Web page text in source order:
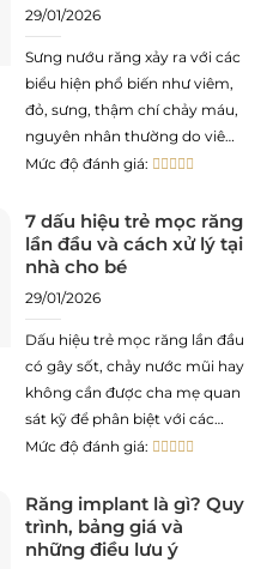
29/01/2026
Sưng nướu răng xảy ra với các
biểu hiện phổ biến như viêm,
đỏ, sưng, thậm chí chảy máu,
nguyên nhân thường do viêm
nướu, viêm nha chu, các bệnh
quen chăm sóc răng miệng.
Thực tế tình trạng nướu bị
sưng không chỉ
Mức độ đánh giá:
7 dấu hiệu trẻ mọc răng
lần đầu và cách xử lý tại
nhà cho bé
29/01/2026
Dấu hiệu trẻ mọc răng lần đầu
có gây sốt, chảy nước mũi hay
không cần được cha mẹ quan
sát kỹ để phân biệt với các
bệnh lý đường hô hấp hoặc
răng là quá trình phát triển
sinh lý tự nhiên nhưng
Mức độ đánh giá:
Răng implant là gì? Quy
trình, bảng giá và
những điều lưu ý